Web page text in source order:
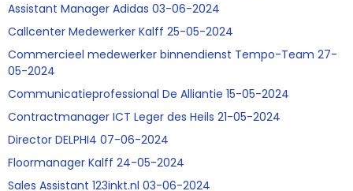
Assistant Manager Adidas 03-06-2024
Callcenter Medewerker Kalff 25-05-2024
Commercieel medewerker binnendienst Tempo-Team 27-
05-2024
Communicatieprofessional De Alliantie 15-05-2024
Contractmanager ICT Leger des Heils 21-05-2024
Director DELPHI4 07-06-2024
Floormanager Kalff 24-05-2024
Sales Assistant 123inkt.nl 03-06-2024